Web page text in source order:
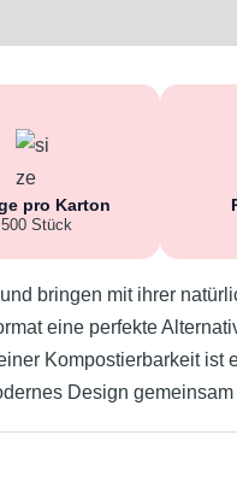
pro Karton
500 Stück
bringen mit ihrer
eine perfekte
Kompostierbarkeit
Design gemeinsam